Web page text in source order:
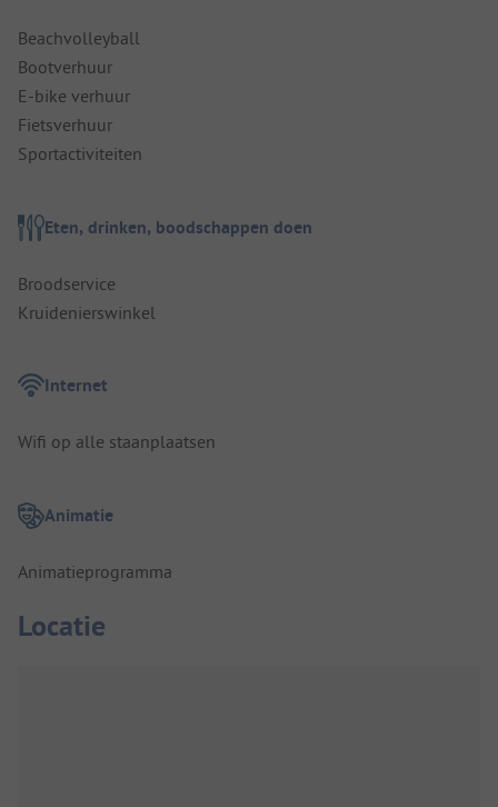
Beachvolleyball
Bootverhuur
E-bike verhuur
Fietsverhuur
Sportactiviteiten
Eten, drinken, boodschappen doen
Broodservice
Kruidenierswinkel
Internet
Wifi op alle staanplaatsen
Animatie
Animatieprogramma
Locatie